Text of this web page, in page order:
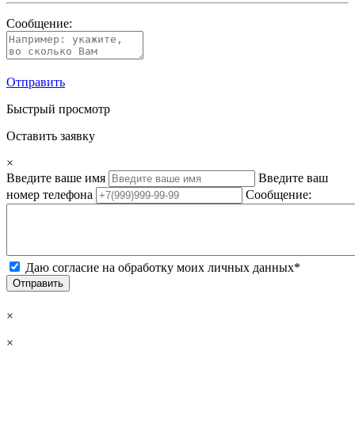
Сообщение:
Отправить
Быстрый просмотр
Оставить заявку
×
Введите ваше имя
Введите ваш
номер телефона
Сообщение:
Даю согласие на обработку моих личных данных*
Отправить
×
×